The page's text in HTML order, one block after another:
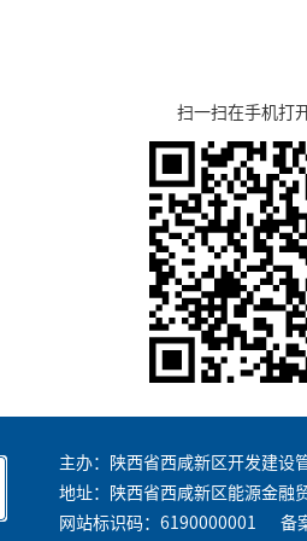
扫一扫在手机打
主办：陕西省西咸新区开发建设
地址：陕西省西咸新区能源金融
网站标识码：6190000001
备